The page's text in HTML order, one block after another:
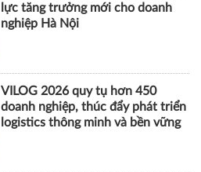
lực tăng trưởng mới cho doanh
nghiệp Hà Nội
VILOG 2026 quy tụ hơn 450
doanh nghiệp, thúc đẩy phát triển
logistics thông minh và bền vững